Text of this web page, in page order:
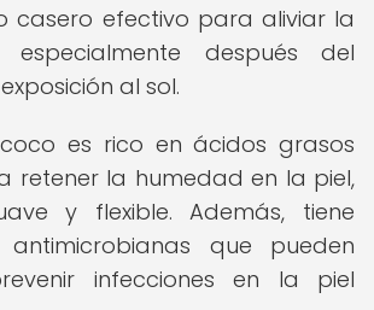
casero efectivo para aliviar la
especialmente después del
al sol.
es rico en ácidos grasos
retener la humedad en la piel,
y flexible. Además, tiene
antimicrobianas que pueden
infecciones en la piel